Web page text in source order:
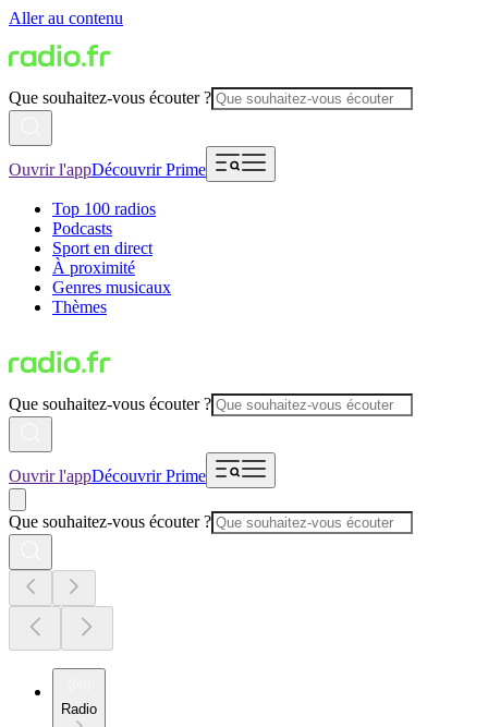
Aller au contenu
Que souhaitez-vous écouter ?
Ouvrir l'appDécouvrir Prime
Top 100 radios
Podcasts
Sport en direct
À proximité
Genres musicaux
Thèmes
Que souhaitez-vous écouter ?
Ouvrir l'appDécouvrir Prime
Que souhaitez-vous écouter ?
Radio